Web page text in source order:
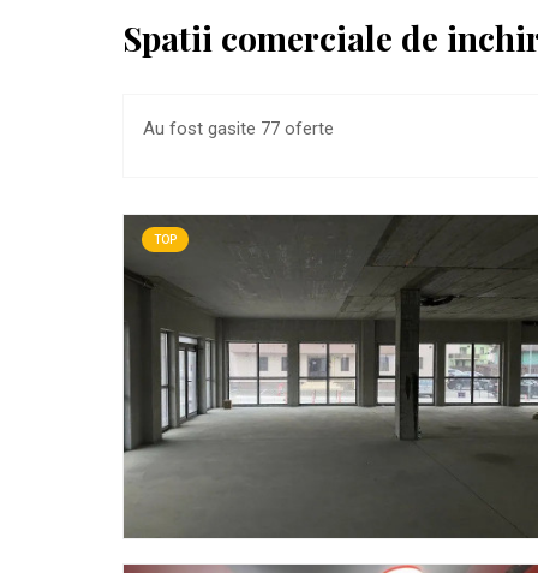
Spatii comerciale de
Au fost gasite 77 oferte
TOP